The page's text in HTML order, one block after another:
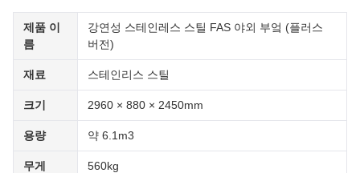
제품 이
름
강연성 스테인레스 스틸 FAS 야외 부엌 (플러스
버전)
재료 스테인리스 스틸
크기 2960 × 880 × 2450mm
용량 약 6.1m3
무게 560kg